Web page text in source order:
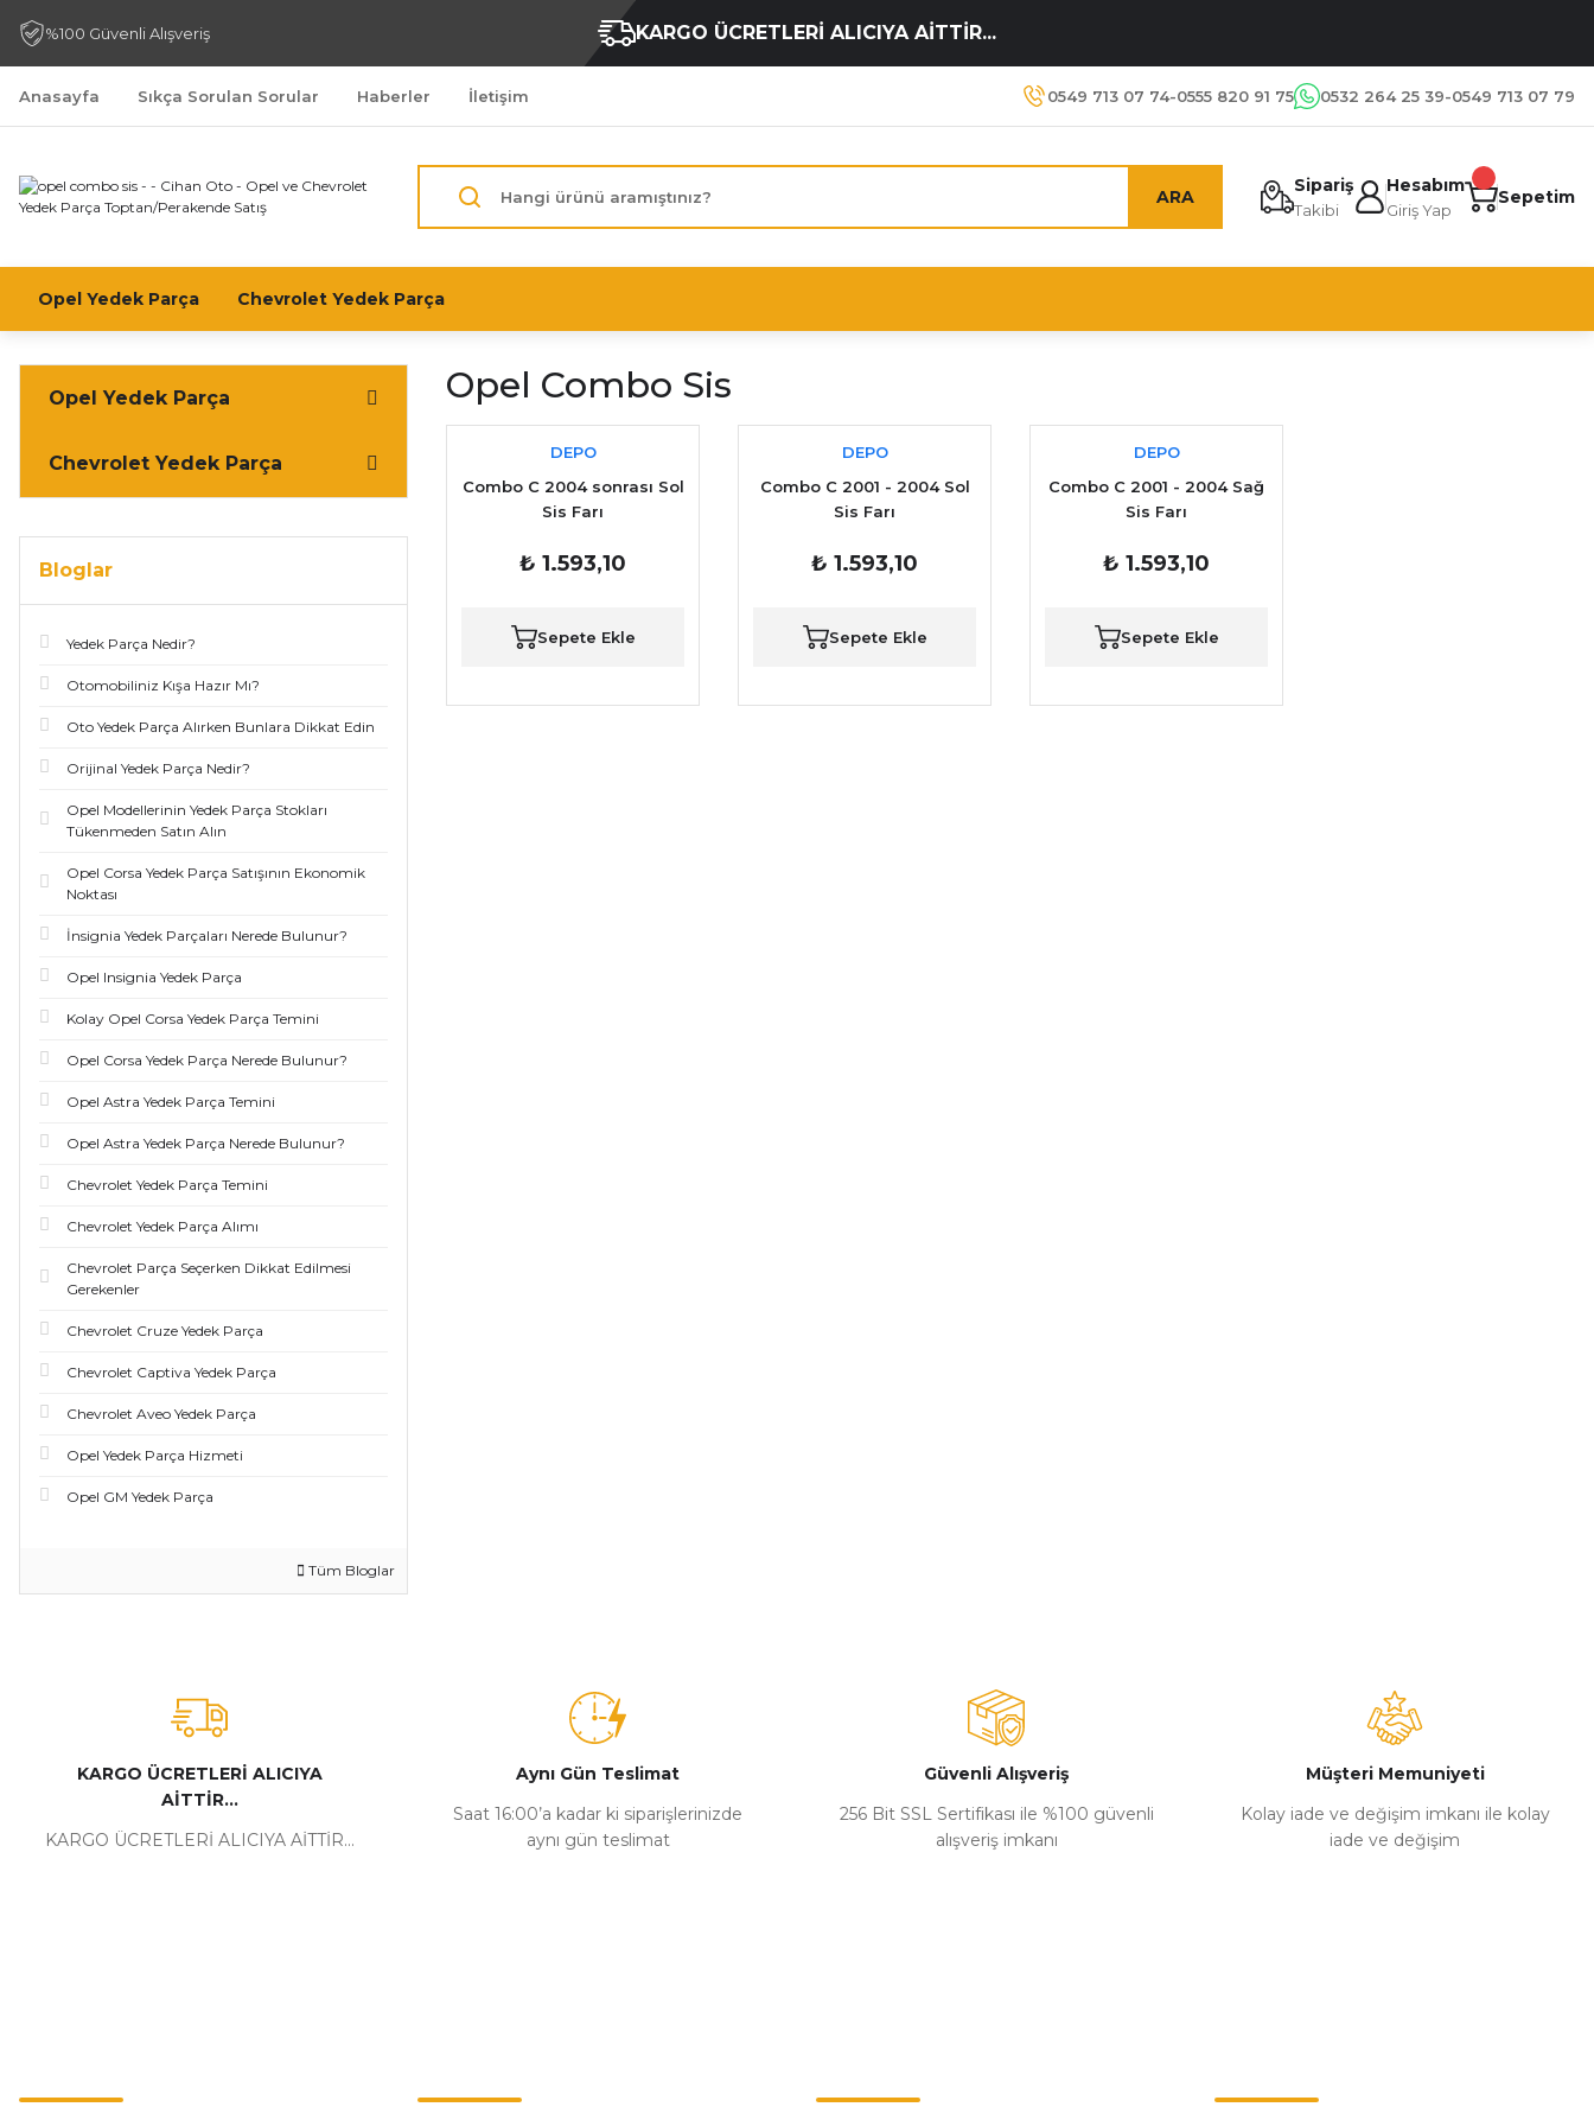
%100 Güvenli Alışveriş KARGO ÜCRETLERİ ALICIYA AİTTİR...
Anasayfa Sıkça Sorulan Sorular Haberler İletişim 0549 713 07 74-0555 820 91 75 0532 264 25 39-0549 713 07 79
ARA
Sipariş
Takibi
Hesabım
Giriş Yap
Sepetim
Opel Yedek Parça Chevrolet Yedek Parça
Opel Yedek Parça
Chevrolet Yedek Parça
Bloglar
Yedek Parça Nedir?
Otomobiliniz Kışa Hazır Mı?
Oto Yedek Parça Alırken Bunlara Dikkat Edin
Orijinal Yedek Parça Nedir?
Opel Modellerinin Yedek Parça Stokları
Tükenmeden Satın Alın
Opel Corsa Yedek Parça Satışının Ekonomik
Noktası
İnsignia Yedek Parçaları Nerede Bulunur?
Opel Insignia Yedek Parça
Kolay Opel Corsa Yedek Parça Temini
Opel Corsa Yedek Parça Nerede Bulunur?
Opel Astra Yedek Parça Temini
Opel Astra Yedek Parça Nerede Bulunur?
Chevrolet Yedek Parça Temini
Chevrolet Yedek Parça Alımı
Chevrolet Parça Seçerken Dikkat Edilmesi
Gerekenler
Chevrolet Cruze Yedek Parça
Chevrolet Captiva Yedek Parça
Chevrolet Aveo Yedek Parça
Opel Yedek Parça Hizmeti
Opel GM Yedek Parça
Tüm Bloglar
Opel Combo Sis
DEPO
Combo C 2004 sonrası Sol
Sis Farı
₺ 1.593,10
Sepete Ekle
DEPO
Combo C 2001 - 2004 Sol
Sis Farı
₺ 1.593,10
Sepete Ekle
DEPO
Combo C 2001 - 2004 Sağ
Sis Farı
₺ 1.593,10
Sepete Ekle
KARGO ÜCRETLERİ ALICIYA
AİTTİR...
KARGO ÜCRETLERİ ALICIYA AİTTİR...
Aynı Gün Teslimat
Saat 16:00’a kadar ki siparişlerinizde
aynı gün teslimat
Güvenli Alışveriş
256 Bit SSL Sertifikası ile %100 güvenli
alışveriş imkanı
Müşteri Memuniyeti
Kolay iade ve değişim imkanı ile kolay
iade ve değişim